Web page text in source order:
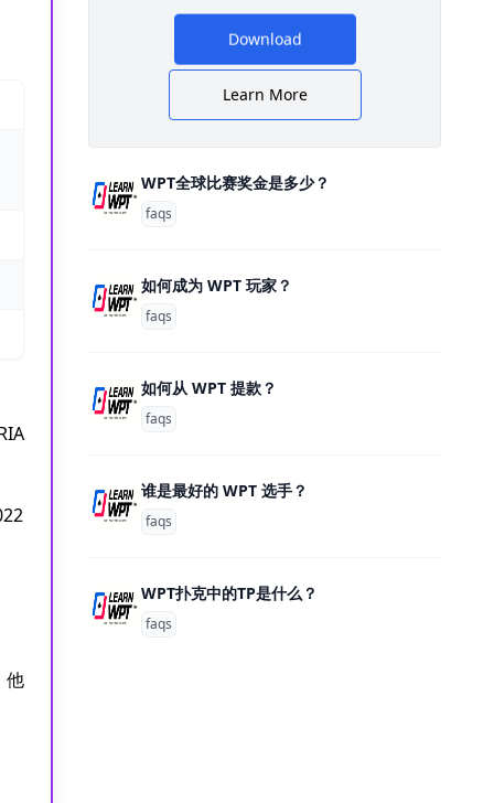
他
Download
Learn More
WPT全球比赛奖金是多少？
faqs
如何成为 WPT 玩家？
faqs
如何从 WPT 提款？
faqs
谁是最好的 WPT 选手？
faqs
WPT扑克中的TP是什么？
faqs